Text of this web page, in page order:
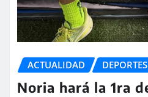
ACTUALIDAD DEPORTES
Noria hará la 1ra